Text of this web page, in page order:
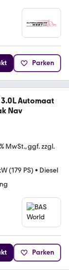
Parken
3.0L Automaat
Nav
MwSt. ggf. zzgl.
(179 PS) • Diesel
Parken